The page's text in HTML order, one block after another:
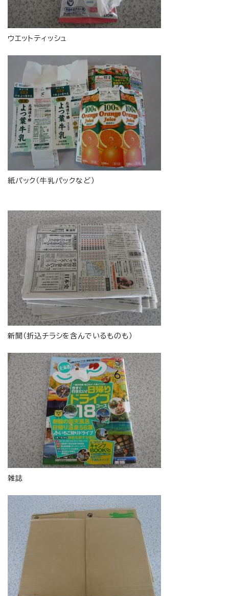
ウエットティッシュ
紙パック（牛乳パックなど）
新聞（折込チラシを含んでいるものも）
雑誌